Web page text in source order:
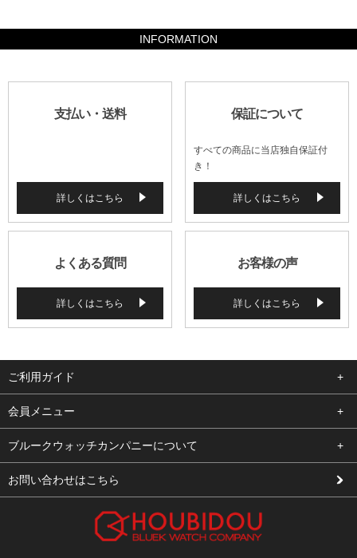
INFORMATION
支払い・送料
詳しくはこちら
保証について
すべての商品に当店独自保証付
き！
詳しくはこちら
よくある質問
詳しくはこちら
お客様の声
詳しくはこちら
ご利用ガイド
よくある質問
支払い・送料
修理依頼
会員メニュー
ログイン
お気に入り
ブルークウォッチカンパニーについて
会社概要
お問い合わせはこちら